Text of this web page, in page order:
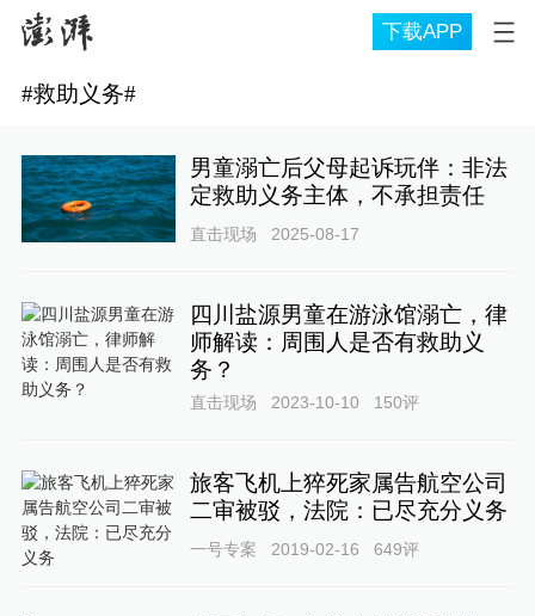
下载APP
#救助义务#
男童溺亡后父母起诉玩伴：非法
定救助义务主体，不承担责任
直击现场 2025-08-17
四川盐源男童在游泳馆溺亡，律
师解读：周围人是否有救助义
务？
直击现场 2023-10-10 150评
旅客飞机上猝死家属告航空公司
二审被驳，法院：已尽充分义务
一号专案 2019-02-16 649评